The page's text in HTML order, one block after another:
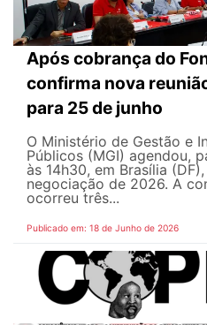
Após cobrança do
confirma nova
para 25 de junho
O Ministério de Gestão e
Públicos (MGI) agendou,
às 14h30, em Brasília
negociação de 2026. A
ocorreu três...
Publicado em: 18 de Junho de 2026